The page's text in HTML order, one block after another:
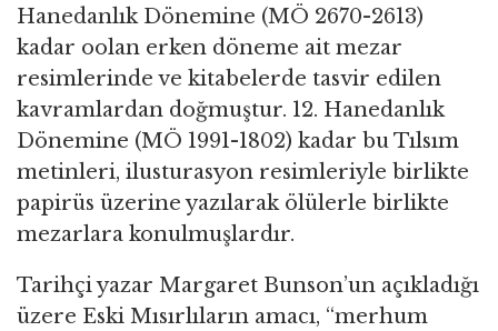
Hanedanlık Dönemine (MÖ 2670-2613)
kadar oolan erken döneme ait mezar
resimlerinde ve kitabelerde tasvir edilen
kavramlardan doğmuştur. 12. Hanedanlık
Dönemine (MÖ 1991-1802) kadar bu Tılsım
metinleri, ilusturasyon resimleriyle birlikte
papirüs üzerine yazılarak ölülerle birlikte
mezarlara konulmuşlardır.
Tarihçi yazar Margaret Bunson’un açıkladığı
üzere Eski Mısırlıların amacı, “merhum